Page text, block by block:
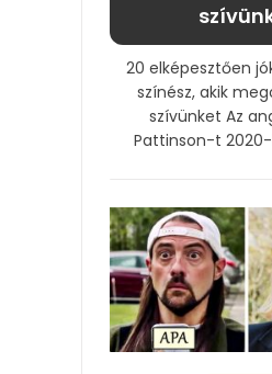
20 elképesztően
színész, akik
szívünket Az
Pattinson-t 2020-